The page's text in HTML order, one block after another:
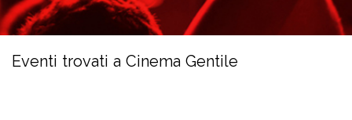
Eventi trovati a Cinema Gentile